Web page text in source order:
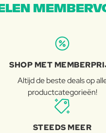
SHOP MET
Altijd de beste deals op
productcategorieën!
STEEDS MEER